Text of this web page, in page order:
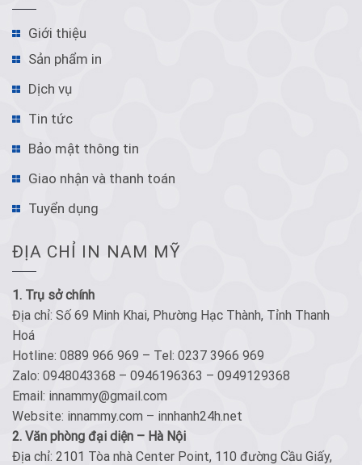
Giới thiệu
Sản phẩm in
Dịch vụ
Tin tức
Bảo mật thông tin
Giao nhận và thanh toán
Tuyển dụng
ĐỊA CHỈ IN NAM MỸ
1. Trụ sở chính
Địa chỉ: Số 69 Minh Khai, Phường Hạc Thành, Tỉnh Thanh
Hoá
Hotline: 0889 966 969 – Tel: 0237 3966 969
Zalo: 0948043368 – 0946196363 – 0949129368
Email: innammy@gmail.com
Website: innammy.com – innhanh24h.net
2. Văn phòng đại diện – Hà Nội
Địa chỉ: 2101 Tòa nhà Center Point, 110 đường Cầu Giấy,